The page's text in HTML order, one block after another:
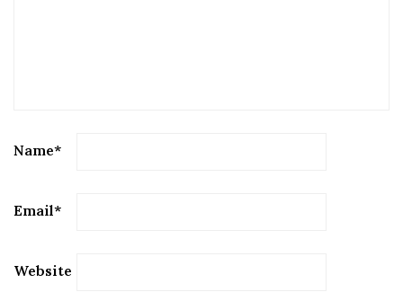
Name*
Email*
Website